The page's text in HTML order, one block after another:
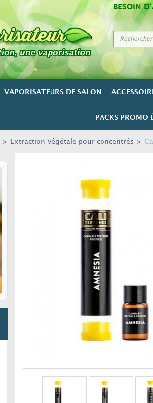
BESOIN
VAPORISATEURS DE SALON
PACKS PROMO
> Extraction Végétale pour concentrés >